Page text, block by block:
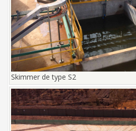
Skimmer de type S2